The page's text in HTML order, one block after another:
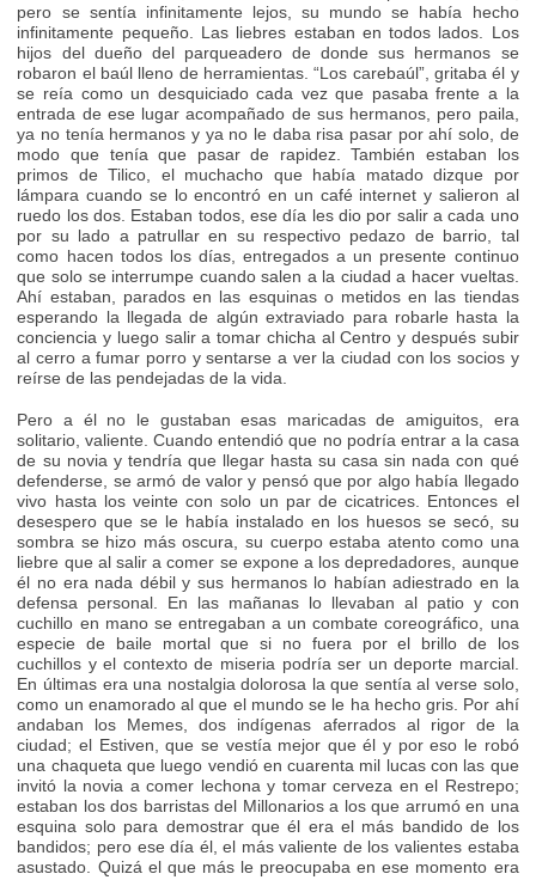
pero se sentía infinitamente lejos, su mundo se había hecho
infinitamente pequeño. Las liebres estaban en todos lados. Los
hijos del dueño del parqueadero de donde sus hermanos se
robaron el baúl lleno de herramientas. “Los carebaúl”, gritaba él y
se reía como un desquiciado cada vez que pasaba frente a la
entrada de ese lugar acompañado de sus hermanos, pero paila,
ya no tenía hermanos y ya no le daba risa pasar por ahí solo, de
modo que tenía que pasar de rapidez. También estaban los
primos de Tilico, el muchacho que había matado dizque por
lámpara cuando se lo encontró en un café internet y salieron al
ruedo los dos. Estaban todos, ese día les dio por salir a cada uno
por su lado a patrullar en su respectivo pedazo de barrio, tal
como hacen todos los días, entregados a un presente continuo
que solo se interrumpe cuando salen a la ciudad a hacer vueltas.
Ahí estaban, parados en las esquinas o metidos en las tiendas
esperando la llegada de algún extraviado para robarle hasta la
conciencia y luego salir a tomar chicha al Centro y después subir
al cerro a fumar porro y sentarse a ver la ciudad con los socios y
reírse de las pendejadas de la vida.
Pero a él no le gustaban esas maricadas de amiguitos, era
solitario, valiente. Cuando entendió que no podría entrar a la casa
de su novia y tendría que llegar hasta su casa sin nada con qué
defenderse, se armó de valor y pensó que por algo había llegado
vivo hasta los veinte con solo un par de cicatrices. Entonces el
desespero que se le había instalado en los huesos se secó, su
sombra se hizo más oscura, su cuerpo estaba atento como una
liebre que al salir a comer se expone a los depredadores, aunque
él no era nada débil y sus hermanos lo habían adiestrado en la
defensa personal. En las mañanas lo llevaban al patio y con
cuchillo en mano se entregaban a un combate coreográfico, una
especie de baile mortal que si no fuera por el brillo de los
cuchillos y el contexto de miseria podría ser un deporte marcial.
En últimas era una nostalgia dolorosa la que sentía al verse solo,
como un enamorado al que el mundo se le ha hecho gris. Por ahí
andaban los Memes, dos indígenas aferrados al rigor de la
ciudad; el Estiven, que se vestía mejor que él y por eso le robó
una chaqueta que luego vendió en cuarenta mil lucas con las que
invitó la novia a comer lechona y tomar cerveza en el Restrepo;
estaban los dos barristas del Millonarios a los que arrumó en una
esquina solo para demostrar que él era el más bandido de los
bandidos; pero ese día él, el más valiente de los valientes estaba
asustado. Quizá el que más le preocupaba en ese momento era